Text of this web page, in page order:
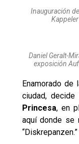
Inauguración
Kappeler
Daniel Geralt-
exposición Auf
Enamorado de
ciudad,
Princesa, en
aquí donde se
“Diskrepanzen.”